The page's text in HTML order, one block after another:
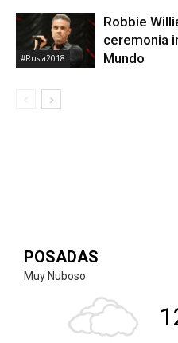
#Rusia2018
Robbie
ceremonia
Mundo
POSADAS
Muy Nuboso